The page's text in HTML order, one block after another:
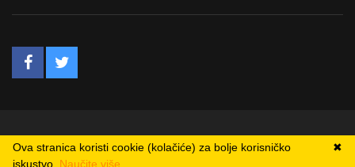
© VG Online ✖
Ova stranica koristi cookie (kolačiće) za bolje korisničko
iskustvo. Naučite više